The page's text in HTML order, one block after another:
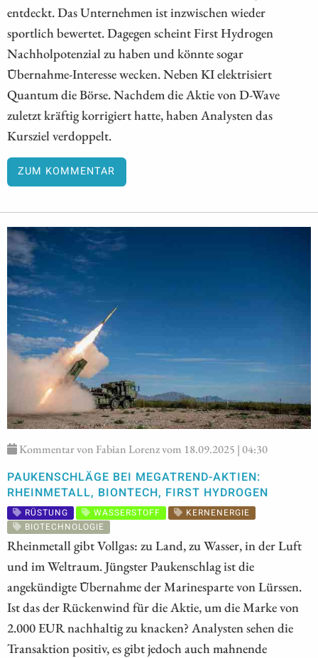
entdeckt. Das Unternehmen ist inzwischen wieder
sportlich bewertet. Dagegen scheint First Hydrogen
Nachholpotenzial zu haben und könnte sogar
Übernahme-Interesse wecken. Neben KI elektrisiert
Quantum die Börse. Nachdem die Aktie von D-Wave
zuletzt kräftig korrigiert hatte, haben Analysten das
Kursziel verdoppelt.
ZUM KOMMENTAR
Kommentar von Fabian Lorenz vom 18.09.2025 | 04:30
PAUKENSCHLÄGE BEI MEGATREND-AKTIEN:
RHEINMETALL, BIONTECH, FIRST HYDROGEN
RÜSTUNG WASSERSTOFF
KERNENERGIE
BIOTECHNOLOGIE
Rheinmetall gibt Vollgas: zu Land, zu Wasser, in der Luft
und im Weltraum. Jüngster Paukenschlag ist die
angekündigte Übernahme der Marinesparte von Lürssen.
Ist das der Rückenwind für die Aktie, um die Marke von
2.000 EUR nachhaltig zu knacken? Analysten sehen die
Transaktion positiv, es gibt jedoch auch mahnende